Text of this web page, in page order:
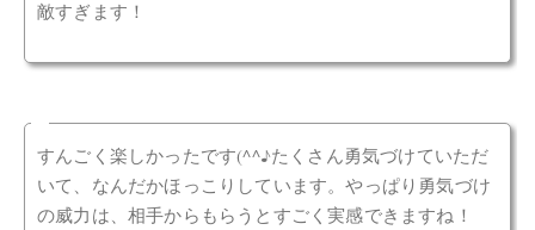
敵すぎます！
すんごく楽しかったです(^^♪たくさん勇気づけていただ
いて、なんだかほっこりしています。やっぱり勇気づけ
の威力は、相手からもらうとすごく実感できますね！